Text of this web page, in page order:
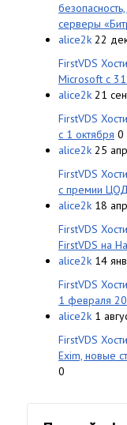
серверы
alice2k 22
FirstVDS
Microsoft с
alice2k 21
FirstVDS
с 1 октября 0
alice2k 25
FirstVDS
с премии
alice2k 18
FirstVDS
FirstVDS на
alice2k 14
FirstVDS
1 февраля
alice2k 1
FirstVDS
Exim, новые
0